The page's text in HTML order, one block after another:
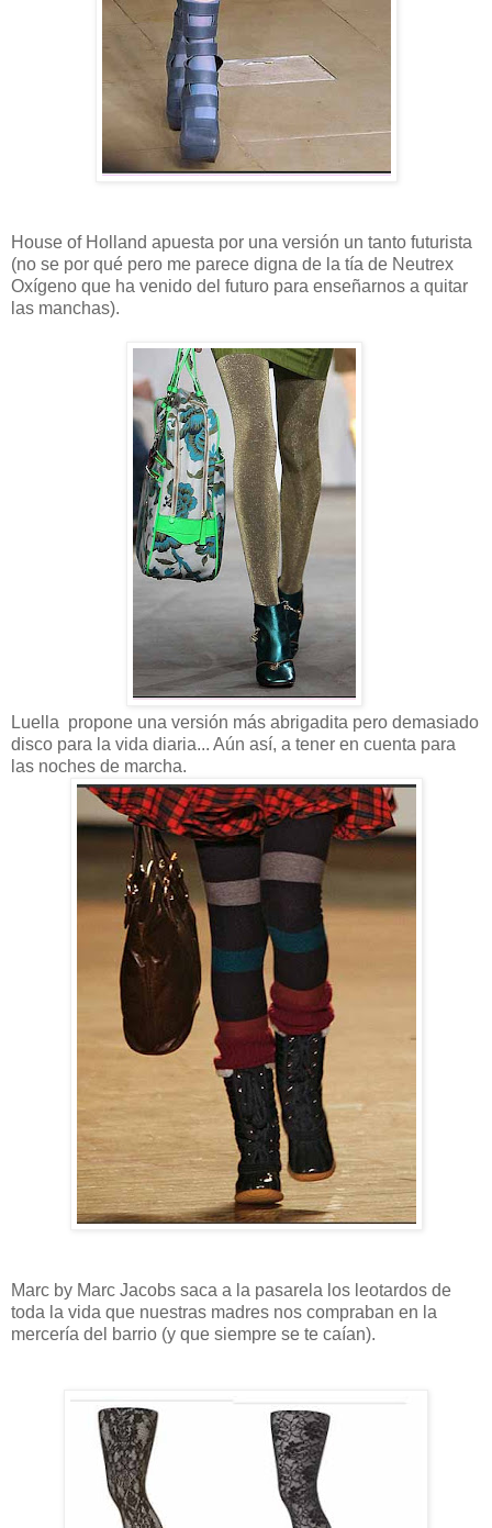
House of Holland apuesta por una versión un tanto futurista
(no se por qué pero me parece digna de la tía de Neutrex
Oxígeno que ha venido del futuro para enseñarnos a quitar
las manchas).
Luella propone una versión más abrigadita pero demasiado
disco para la vida diaria... Aún así, a tener en cuenta para
las noches de marcha.
Marc by Marc Jacobs saca a la pasarela los leotardos de
toda la vida que nuestras madres nos compraban en la
mercería del barrio (y que siempre se te caían).